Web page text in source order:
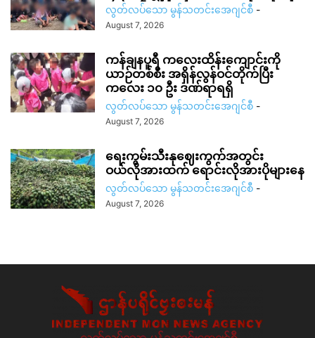
လွတ်လပ်သော မွန်သတင်းအေဂျင်စီ -
August 7, 2026
ကန်ချနပူရီ ကလေးထိန်းကျောင်းကို
ယာဉ်တစ်စီး အရှိန်လွန်ဝင်တိုက်ပြီး
ကလေး ၁၀ ဦး ဒဏ်ရာရရှိ
လွတ်လပ်သော မွန်သတင်းအေဂျင်စီ -
August 7, 2026
ရေးကွမ်းသီးနုဈေးကွက်အတွင်း
ဝယ်လိုအားထက် ရောင်းလိုအားပိုများနေ
လွတ်လပ်သော မွန်သတင်းအေဂျင်စီ -
August 7, 2026